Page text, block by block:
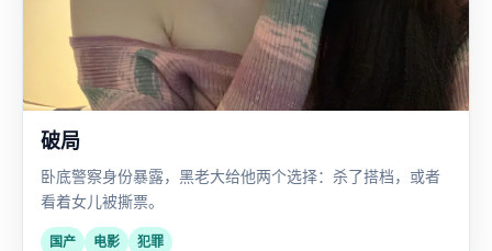
破局
卧底警察身份暴露，黑老大给他两个选择：杀了搭档，或者
看着女儿被撕票。
国产 电影
犯罪
国